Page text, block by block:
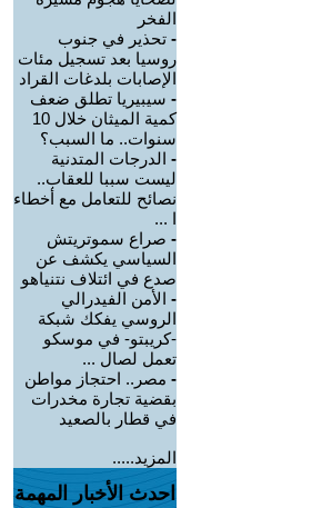
الفخر
- تحذير في جنوب
روسيا بعد تسجيل مئات
الإصابات بلدغات القراد
- سيبيريا تطلق ضعف
كمية الميثان خلال 10
سنوات.. ما السبب؟
- الدرجات المتدنية
ليست سببا للعقاب..
نصائح للتعامل مع أخطاء
ا ...
- صراع سموتريتش
السياسي يكشف عن
صدع في ائتلاف نتنياهو
- الأمن الفيدرالي
الروسي يفكك شبكة
-كريبتو- في موسكو
تعمل لصال ...
- مصر.. احتجاز مواطن
بقضية تجارة مخدرات
في قطار بالصعيد
المزيد.....
احدث الأخبار المهمة